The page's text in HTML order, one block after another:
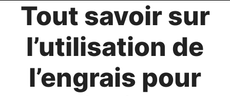
Tout savoir sur
l’utilisation de
l’engrais pour